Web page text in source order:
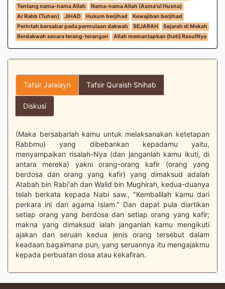
Tentang nama-nama Allah
Nama-nama Allah (Asma'ul Husna)
Ar Rabb (Tuhan)
JIHAD Hukum berjihad
Kewajiban berjihad
Perintah bersabar pada permulaan dakwah
SEJARAH
Sejarah di Mekah
Berdakwah secara terang-terangan
Allah memantapkan (hati) RasulNya
Tafsir Jalalayn Tafsir Quraish Shihab
Diskusi
(Maka bersabarlah kamu untuk melaksanakan ketetapan
Rabbmu) yang dibebankan kepadamu yaitu,
menyampaikan risalah-Nya (dan janganlah kamu ikuti, di
antara mereka) yakni orang-orang kafir (orang yang
berdosa dan orang yang kafir) yang dimaksud adalah
Atabah bin Rabi'ah dan Walid bin Mughirah, kedua-duanya
telah berkata kepada Nabi saw., "Kembalilah kamu dari
perkara ini dari agama Islam." Dan dapat pula diartikan
setiap orang yang berdosa dan setiap orang yang kafir;
makna yang dimaksud ialah janganlah kamu mengikuti
ajakan dan seruan kedua jenis orang tersebut dalam
keadaan bagaimana pun, yang seruannya itu mengajakmu
kepada perbuatan dosa atau kekafiran.